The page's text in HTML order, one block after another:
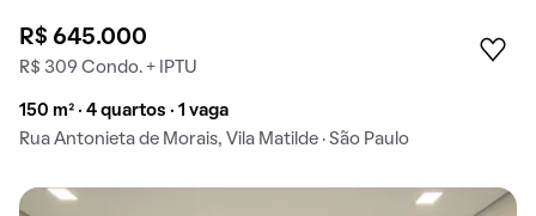
R$ 645.000
R$ 309 Condo. + IPTU
150 m² · 4 quartos · 1 vaga
Rua Antonieta de Morais, Vila Matilde · São Paulo